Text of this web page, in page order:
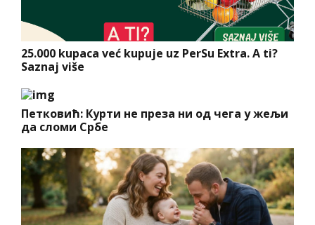
25.000 kupaca već kupuje uz PerSu Extra. A ti?
Saznaj više
Петковић: Курти не преза ни од чега у жељи
да сломи Србе